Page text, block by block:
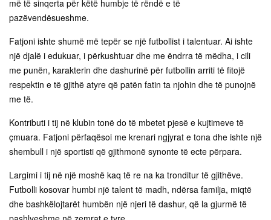
më të sinqerta për këtë humbje të rëndë e të
pazëvendësueshme.
Fatjoni ishte shumë më tepër se një futbollist i talentuar. Ai ishte
një djalë i edukuar, i përkushtuar dhe me ëndrra të mëdha, i cili
me punën, karakterin dhe dashurinë për futbollin arriti të fitojë
respektin e të gjithë atyre që patën fatin ta njohin dhe të punojnë
me të.
Kontributi i tij në klubin tonë do të mbetet pjesë e kujtimeve të
çmuara. Fatjoni përfaqësoi me krenari ngjyrat e tona dhe ishte një
shembull i një sportisti që gjithmonë synonte të ecte përpara.
Largimi i tij në një moshë kaq të re na ka tronditur të gjithëve.
Futbolli kosovar humbi një talent të madh, ndërsa familja, miqtë
dhe bashkëlojtarët humbën një njeri të dashur, që la gjurmë të